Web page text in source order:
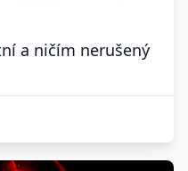
a ničím nerušený